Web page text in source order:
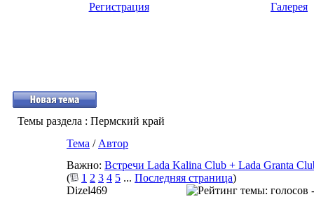
Регистрация Галерея
Темы раздела : Пермский край
Тема / Автор
Важно: Встречи Lada Kalina Club + Lada Granta
(
1 2 3 4 5 ... Последняя страница)
Dizel469